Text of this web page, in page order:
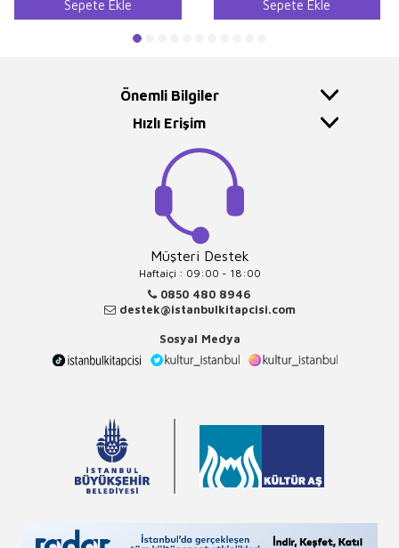
Sepete Ekle Sepete Ekle
Önemli Bilgiler
Hızlı Erişim
Müşteri Destek
Haftaiçi : 09:00 - 18:00
0850 480 8946
destek@istanbulkitapcisi.com
Sosyal Medya